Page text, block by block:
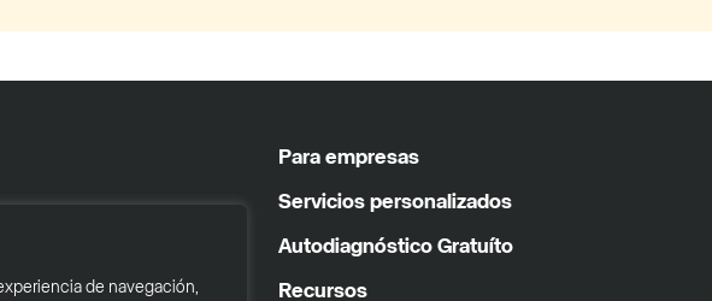
de navegación,
Para empresas
Servicios personalizados
Autodiagnóstico Gratuíto
Recursos